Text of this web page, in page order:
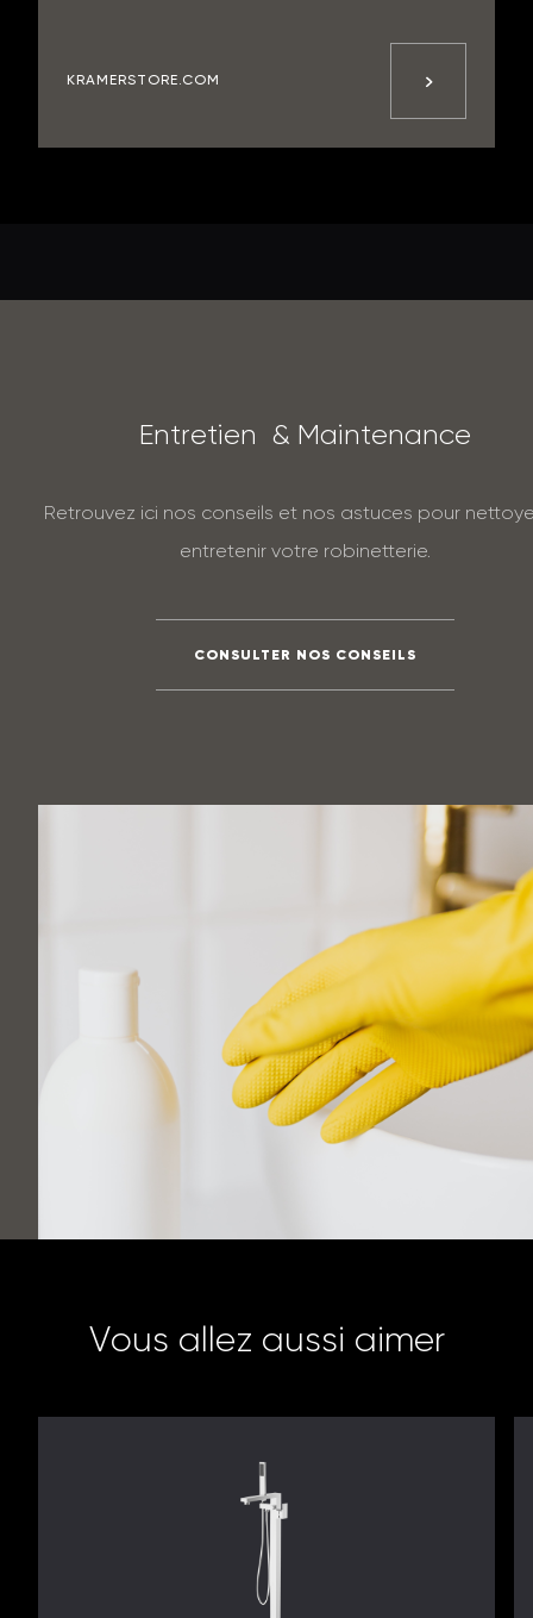
KRAMERSTORE.COM
Entretien & Maintenance
Retrouvez ici nos conseils et nos astuces pour
entretenir votre robinetterie.
CONSULTER NOS CONSEILS
Vous a ez aussi aimer